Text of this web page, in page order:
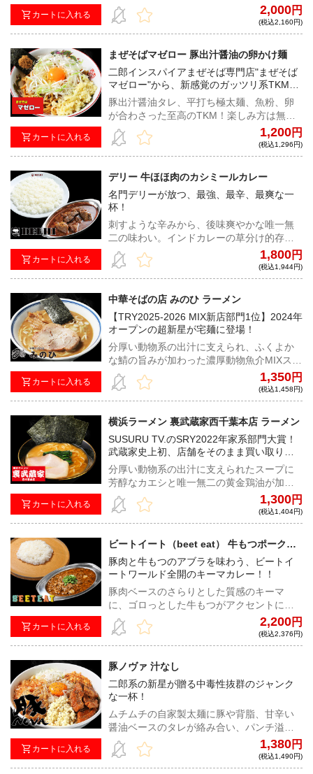
カートに入れる
ったボリューム満点の太麺を喰らい尽く
せ！※麺2食は同じ袋に入っておりますが、
1食ずつお召し上がりいただく事も可能で
2,000円
(税込2,160円)
カートに入れる
まぜそばマゼロー 豚出汁醤油の卵かけ麺
二郎インスパイアまぜそば専門店"まぜそば
マゼロー"から、新感覚のガッツリ系TKMが
登場！！！
豚出汁醤油タレ、平打ち極太麺、魚粉、卵
が合わさった至高のTKM！楽しみ方は無限
大、自由自在なカスタマイズで自分好みの
一杯を！
1,200円
(税込1,296円)
カートに入れる
デリー 牛ほほ肉のカシミールカレー
名門デリーが放つ、最強、最辛、最爽な一
杯！
刺すような辛みから、後味爽やかな唯一無
二の味わい。インドカレーの草分け的存在
として、カレー業界でも大きな影響力を持
つデリー。有名コンビニ店とのコラボなど
も実施され、知名度も抜群だ。
1,800円
(税込1,944円)
カートに入れる
中華そばの店 みのひ ラーメン
【TRY2025-2026 MIX新店部門1位】2024年
オープンの超新星が宅麺に登場！
分厚い動物系の出汁に支えられ、ふくよか
な鯖の旨みが加わった濃厚動物魚介MIXスー
プは一線を画す衝撃的な1杯
1,350円
(税込1,458円)
カートに入れる
横浜ラーメン 裏武蔵家西千葉本店 ラーメン
SUSURU TV.のSRY2022年家系部門大賞！
武蔵家史上初、店舗をそのまま買い取り独
立。武蔵家のようで武蔵家じゃない”裏武蔵
家”がついに宅麺登場！
分厚い動物系の出汁に支えられたスープに
芳醇なカエシと唯一無二の黄金鶏油が加わ
り、名門酒井製麺のモッチリ中太麺が合わ
さった贅沢な一杯
1,300円
(税込1,404円)
カートに入れる
ビートイート（beet eat） 牛もつポークキ
ーマカレー
豚肉と牛もつのアブラを味わう、ビートイ
ートワールド全開のキーマカレー！！
豚肉ベースのさらりとした質感のキーマ
に、ゴロっとした牛もつがアクセントに加
わり、スパイスの複雑な味わいの中にアブ
ラの旨みを楽しめる、香りや辛さのバラン
スが絶妙に合わさった極上のキーマカレ
2,200円
(税込2,376円)
カートに入れる
豚ノヴァ 汁なし
二郎系の新星が贈る中毒性抜群のジャンク
な一杯！
ムチムチの自家製太麺に豚や背脂、甘辛い
醤油ベースのタレが絡み合い、パンチ溢れ
る満足感のある汁なし二郎系インスパイ
ア！
1,380円
(税込1,490円)